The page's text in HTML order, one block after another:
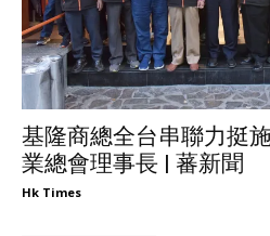
基隆商總全台串聯力挺
業總會理事長 | 蕃新聞
Hk Times